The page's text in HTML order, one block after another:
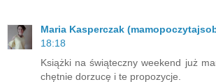
Maria Kasperczak
18:18
Książki na świąteczny weekend już
chętnie dorzucę i te propozycje.